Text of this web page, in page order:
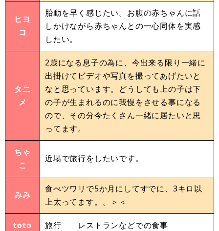
ヒヨ
コ
胎動を早く感じたい。お腹の赤ちゃんに話
しかけながら赤ちゃんとの一心同体を実感
したい。
タニ
メ
2歳になる息子の為に、今出来る限り一緒に
出掛けてビデオや写真を撮ってあげたいと
なと思っています。どうしても上の子は下
の子が生まれるのに我慢をさせる事になる
ので、その分今たくさん一緒に居たいと思
ってます。
ちゃ
こ
近場で旅行をしたいです。
みみ
食べツワリで5か月にしてすでに、3キロ以
上太ってます。。＞＜
toto 旅行 レストランなどでの食事